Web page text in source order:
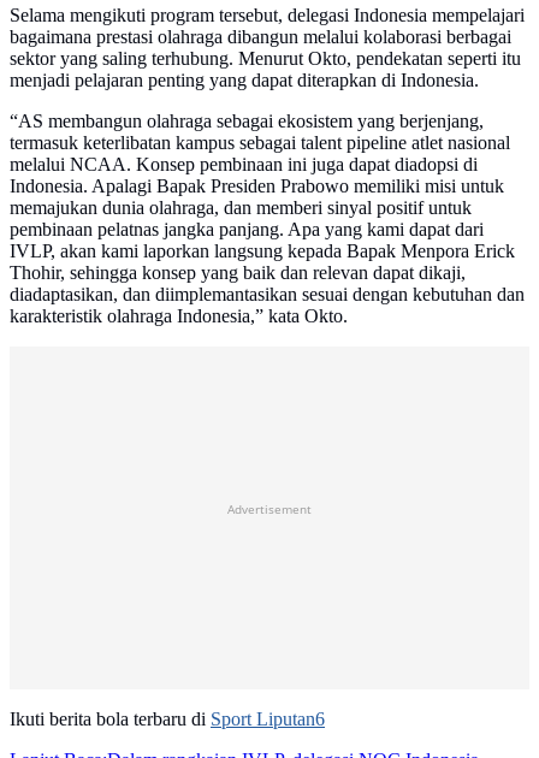
Selama mengikuti program tersebut, delegasi Indonesia mempelajari
bagaimana prestasi olahraga dibangun melalui kolaborasi berbagai
sektor yang saling terhubung. Menurut Okto, pendekatan seperti itu
menjadi pelajaran penting yang dapat diterapkan di Indonesia.
“AS membangun olahraga sebagai ekosistem yang berjenjang,
termasuk keterlibatan kampus sebagai talent pipeline atlet nasional
melalui NCAA. Konsep pembinaan ini juga dapat diadopsi di
Indonesia. Apalagi Bapak Presiden Prabowo memiliki misi untuk
memajukan dunia olahraga, dan memberi sinyal positif untuk
pembinaan pelatnas jangka panjang. Apa yang kami dapat dari
IVLP, akan kami laporkan langsung kepada Bapak Menpora Erick
Thohir, sehingga konsep yang baik dan relevan dapat dikaji,
diadaptasikan, dan diimplemantasikan sesuai dengan kebutuhan dan
karakteristik olahraga Indonesia,” kata Okto.
Advertisement
Ikuti berita bola terbaru di Sport Liputan6